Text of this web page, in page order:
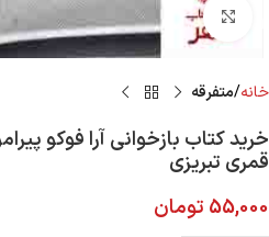
Click to enlarge
خانه متفرقه
خرید کتاب بازخوانی آرا فوکو
قمری تبریزی
55,000 تومان